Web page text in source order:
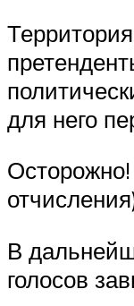
для него
В
голосов